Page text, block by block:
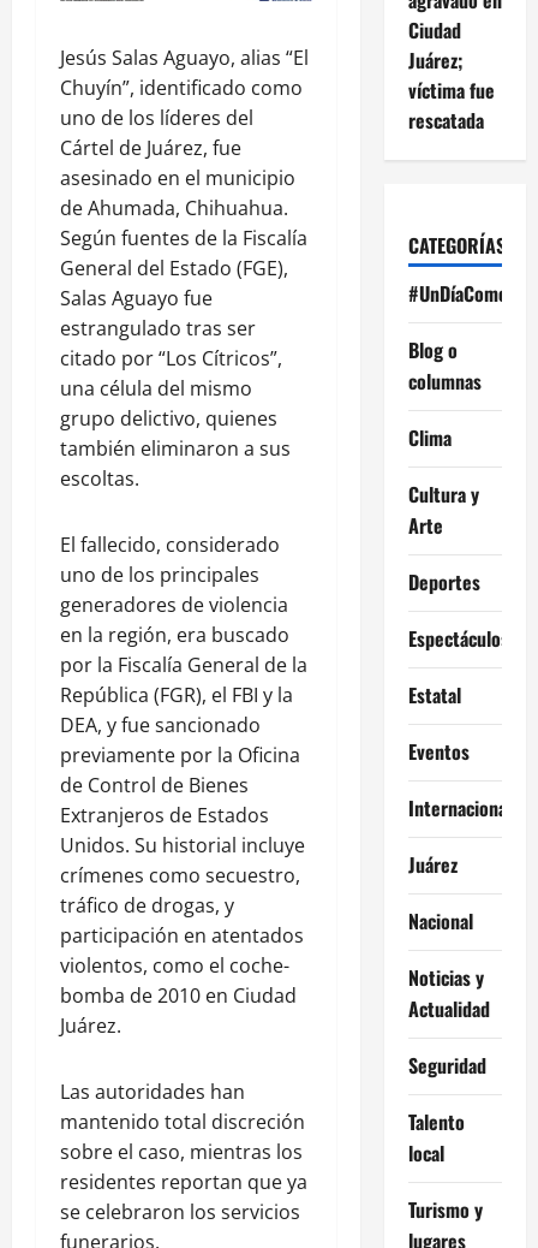
Jesús Salas Aguayo, alias “El
Chuyín”, identificado como
uno de los líderes del
Cártel de Juárez, fue
asesinado en el municipio
de Ahumada, Chihuahua.
Según fuentes de la Fiscalía
General del Estado (FGE),
Salas Aguayo fue
estrangulado tras ser
citado por “Los Cítricos”,
una célula del mismo
grupo delictivo, quienes
también eliminaron a sus
escoltas.
El fallecido, considerado
uno de los principales
generadores de violencia
en la región, era buscado
por la Fiscalía General de la
República (FGR), el FBI y la
DEA, y fue sancionado
previamente por la Oficina
de Control de Bienes
Extranjeros de Estados
Unidos. Su historial incluye
crímenes como secuestro,
tráfico de drogas, y
participación en atentados
violentos, como el coche-
bomba de 2010 en Ciudad
Juárez.
Las autoridades han
mantenido total discreción
sobre el caso, mientras los
residentes reportan que ya
se celebraron los servicios
funerarios.
Ciudad
Juárez;
víctima fue
rescatada
CATEGORÍAS
#UnDíaComoHoy
Blog o
columnas
Clima
Cultura y
Arte
Deportes
Espectáculos
Estatal
Eventos
Internacional
Juárez
Nacional
Noticias y
Actualidad
Seguridad
Talento
local
Turismo y
lugares